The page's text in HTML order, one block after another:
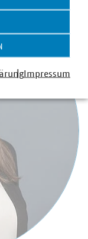
Impressum